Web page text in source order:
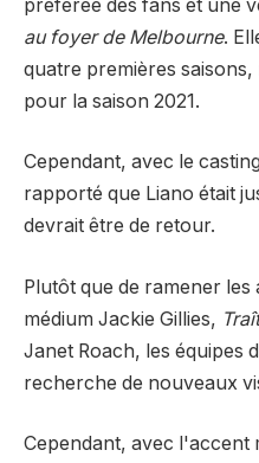
préférée des fans et une
au foyer de Melbourne.
quatre premières
pour la saison 2021.
Cependant, avec le
rapporté que Liano était
devrait être de retour.
Plutôt que de ramener les
médium Jackie Gillies,
Janet Roach, les équipes
recherche de nouveaux
Cependant, avec l'accent